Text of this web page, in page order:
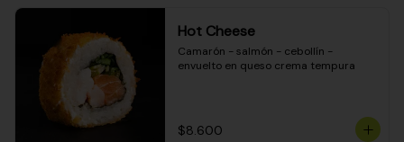
Hot Cheese
Camarón - salmón - cebollín -
envuelto en queso crema tempura
$8.600